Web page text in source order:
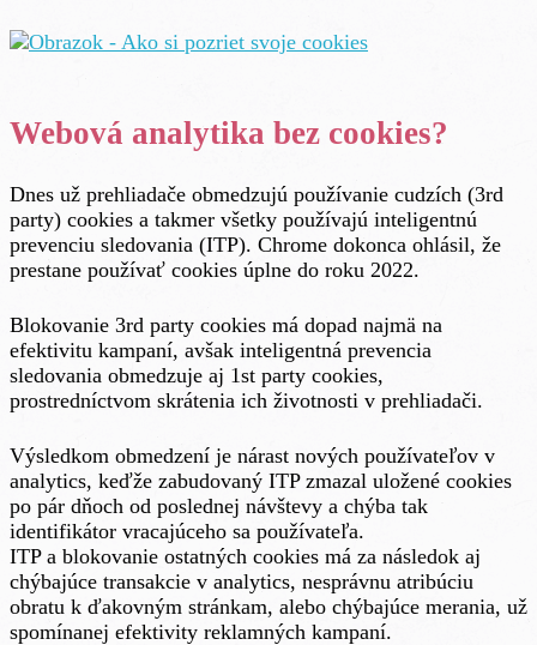
Webová analytika bez cookies?
Dnes už prehliadače obmedzujú používanie cudzích (3rd
party) cookies a takmer všetky používajú inteligentnú
prevenciu sledovania (ITP). Chrome dokonca ohlásil, že
prestane používať cookies úplne do roku 2022.
Blokovanie 3rd party cookies má dopad najmä na
efektivitu kampaní, avšak inteligentná prevencia
sledovania obmedzuje aj 1st party cookies,
prostredníctvom skrátenia ich životnosti v prehliadači.
Výsledkom obmedzení je nárast nových používateľov v
analytics, keďže zabudovaný ITP zmazal uložené cookies
po pár dňoch od poslednej návštevy a chýba tak
identifikátor vracajúceho sa používateľa.
ITP a blokovanie ostatných cookies má za následok aj
chýbajúce transakcie v analytics, nesprávnu atribúciu
obratu k ďakovným stránkam, alebo chýbajúce merania, už
spomínanej efektivity reklamných kampaní.